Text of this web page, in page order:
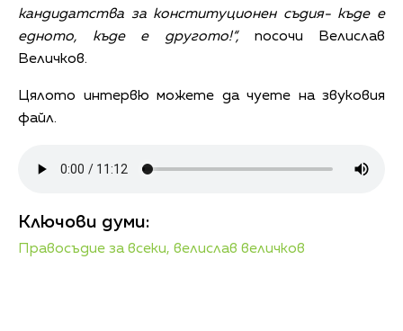
кандидатства за конституционен съдия- къде е
едното, къде е другото!“,посочи Велислав
Величков.
Цялото интервю можете да чуете на звуковия
файл.
Ключови думи:
Правосъдие за всеки, велислав величков